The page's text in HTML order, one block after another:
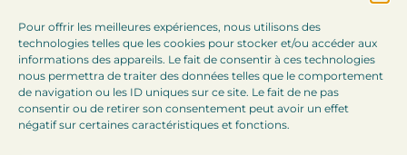
Pour offrir les meilleures expériences, nous utilisons des
technologies telles que les cookies pour stocker et/ou accéder aux
informations des appareils. Le fait de consentir à ces technologies
nous permettra de traiter des données telles que le comportement
de navigation ou les ID uniques sur ce site. Le fait de ne pas
consentir ou de retirer son consentement peut avoir un effet
négatif sur certaines caractéristiques et fonctions.
E-mail
accueil@cc-bruyeres.fr
Horaires